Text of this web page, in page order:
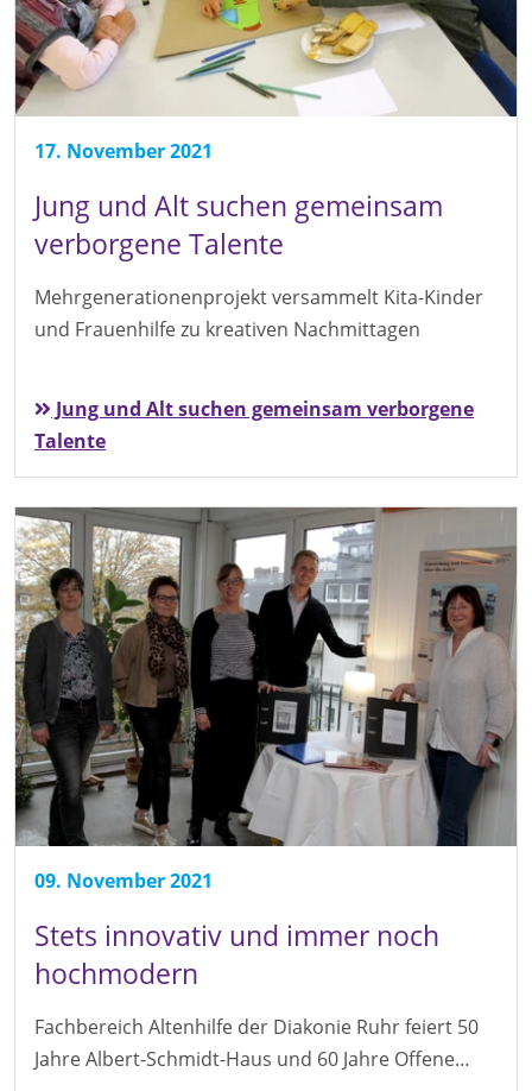
17. November 2021
Jung und Alt suchen gemeinsam
verborgene Talente
Mehrgenerationenprojekt versammelt Kita-Kinder
und Frauenhilfe zu kreativen Nachmittagen
Jung und Alt suchen gemeinsam verborgene
Talente
09. November 2021
Stets innovativ und immer noch
hochmodern
Fachbereich Altenhilfe der Diakonie Ruhr feiert 50
Jahre Albert-Schmidt-Haus und 60 Jahre Offene…